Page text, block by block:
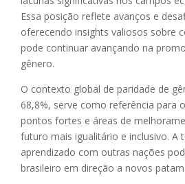
Essa posição reflete avanços e
oferecendo insights valiosos sobre
pode continuar avançando na
gênero.
O contexto global de paridade de
68,8%, serve como referência para
pontos fortes e áreas de
futuro mais igualitário e inclusivo. A
aprendizado com outras nações
brasileiro em direção a novos